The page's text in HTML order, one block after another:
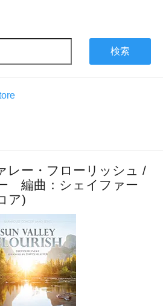
検索
レー・フローリッシュ /
編曲：シェイファー
ア)